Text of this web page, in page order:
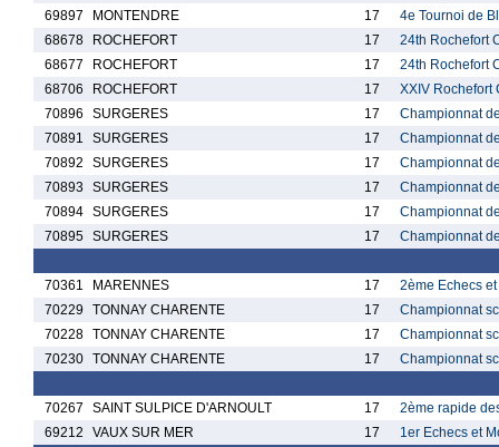
69897
MONTENDRE 17
4e Tournoi de
68678
ROCHEFORT 17
24th Rochefort
68677
ROCHEFORT 17
24th Rochefort
68706
ROCHEFORT 17
XXIV Rochefort
70896
SURGERES 17
Championnat
70891
SURGERES 17
Championnat
70892
SURGERES 17
Championnat
70893
SURGERES 17
Championnat
70894 SURGERES 17
Championnat
70895 SURGERES 17 Championnat
70361 MARENNES 17
2ème Echecs
70229
TONNAY CHARENTE 17
Championnat
70228 TONNAY CHARENTE 17
Championnat
70230 TONNAY CHARENTE 17 Championnat
70267 SAINT SULPICE D'ARNOULT 17
2ème rapide
69212
VAUX SUR MER 17 1er Echecs et